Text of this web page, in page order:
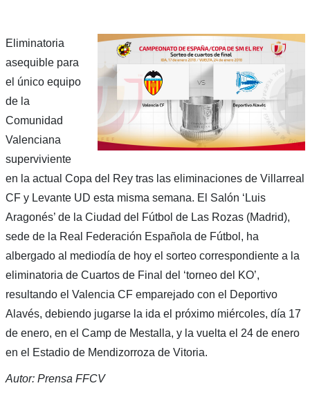
Eliminatoria
asequible para
el único equipo
de la
Comunidad
Valenciana
superviviente
en la actual Copa del Rey tras las eliminaciones de Villarreal
CF y Levante UD esta misma semana. El Salón ‘Luis
Aragonés’ de la Ciudad del Fútbol de Las Rozas (Madrid),
sede de la Real Federación Española de Fútbol, ha
albergado al mediodía de hoy el sorteo correspondiente a la
eliminatoria de Cuartos de Final del ‘torneo del KO’,
resultando el Valencia CF emparejado con el Deportivo
Alavés, debiendo jugarse la ida el próximo miércoles, día 17
de enero, en el Camp de Mestalla, y la vuelta el 24 de enero
en el Estadio de Mendizorroza de Vitoria.
Autor: Prensa FFCV